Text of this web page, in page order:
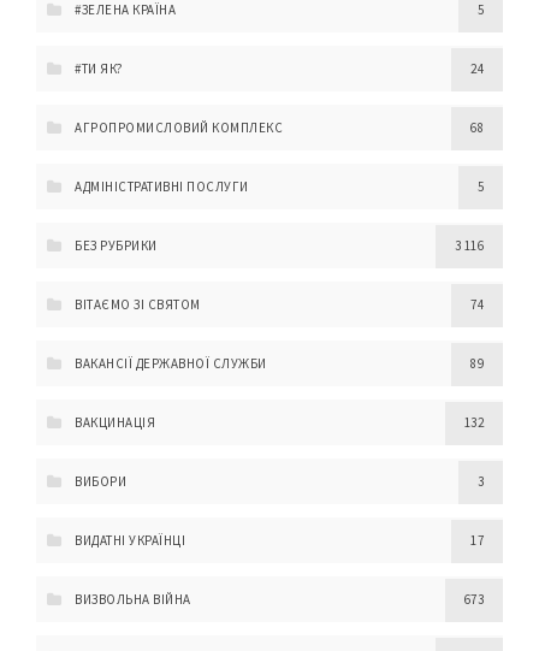
#ЗЕЛЕНА КРАЇНА 5
#ТИ ЯК? 24
АГРОПРОМИСЛОВИЙ КОМПЛЕКС 68
АДМІНІСТРАТИВНІ ПОСЛУГИ 5
БЕЗ РУБРИКИ 3 116
ВІТАЄМО ЗІ СВЯТОМ 74
ВАКАНСІЇ ДЕРЖАВНОЇ СЛУЖБИ 89
ВАКЦИНАЦІЯ 132
ВИБОРИ 3
ВИДАТНІ УКРАЇНЦІ 17
ВИЗВОЛЬНА ВІЙНА 673